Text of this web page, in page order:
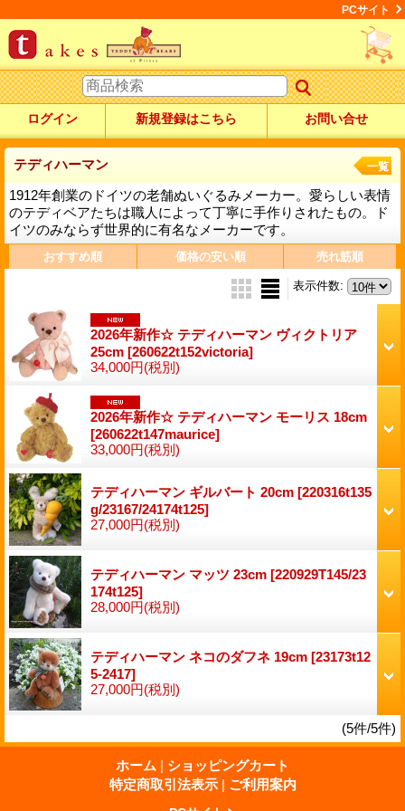
PCサイト
ログイン 新規登録はこちら お問い合せ
テディハーマン
1912年創業のドイツの老舗ぬいぐるみメーカー。愛らしい表情
のテディベアたちは職人によって丁寧に手作りされたもの。ド
イツのみならず世界的に有名なメーカーです。
一覧
おすすめ順 価格の安い順 売れ筋順
表示件数:
2026年新作☆ テディハーマン ヴィクトリア
25cm [260622t152victoria]
34,000円(税別)
2026年新作☆ テディハーマン モーリス 18cm
[260622t147maurice]
33,000円(税別)
テディハーマン ギルバート 20cm [220316t135
g/23167/24174t125]
27,000円(税別)
テディハーマン マッツ 23cm [220929T145/23
174t125]
28,000円(税別)
テディハーマン ネコのダフネ 19cm [23173t12
5-2417]
27,000円(税別)
(5件/5件)
ホーム | ショッピングカート
特定商取引法表示 | ご利用案内